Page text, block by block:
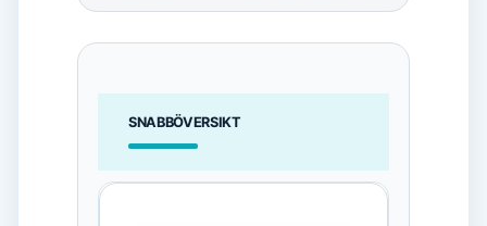
SNABBÖVERSIKT